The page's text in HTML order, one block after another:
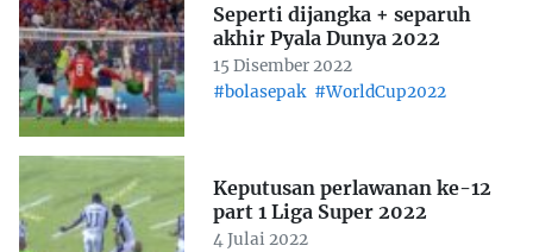
Seperti dijangka + separuh
akhir Pyala Dunya 2022
15 Disember 2022
#bolasepak #WorldCup2022
Keputusan perlawanan ke-12
part 1 Liga Super 2022
4 Julai 2022